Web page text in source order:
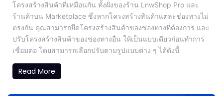
โครงสร้างสินค้าที่เหมือนกัน ทั้งฝั่งของร้าน LnwShop Pro และ
ร้านค้าบน Marketplace ซึ่งหากโครงสร้างสินค้าแต่ละช่องทางไม่
ตรงกัน คุณสามารถยึดโครงสร้างสินค้าของช่องทางที่ต้องการ และ
ปรับโครงสร้างสินค้าของช่องทางอื่น ให้เป็นแบบเดียวก่อนทำการ
เชื่อมต่อ โดยสามารถเลือกปรับตามรูปแบบต่าง ๆ ได้ดังนี้
Read More